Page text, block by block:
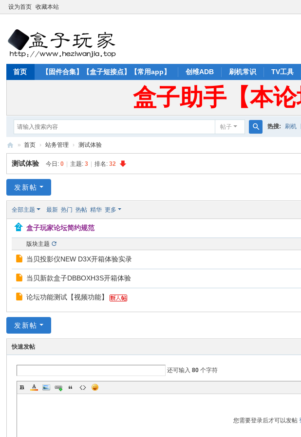
设为首页 收藏本站
首页 【固件合集】【盒子短接点】【常用app】 创维ADB 刷机常识 TV工具
盒子助手【本论
帖子
索
热搜: 刷机
盒
子
家
盒
件
论
坛
_
» 首页 › 站务管理 › 测试体验
测试体验 今日:0 主题:3 排名:32
发新帖
全部主题 最新 热门 热帖 精华 更多
盒子玩家论坛简约规范
版块主题
当贝投影仪NEW D3X开箱体验实录
当贝新款盒子DBBOXH3S开箱体验
论坛功能测试【视频功能】
发新帖
快速发帖
还可输入80 个字符
您需要登录后才可以发帖